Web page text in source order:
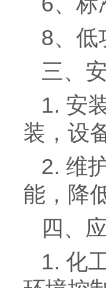
8、低
三、
1. 安
装，设
2. 维
能，降
四、
1. 化